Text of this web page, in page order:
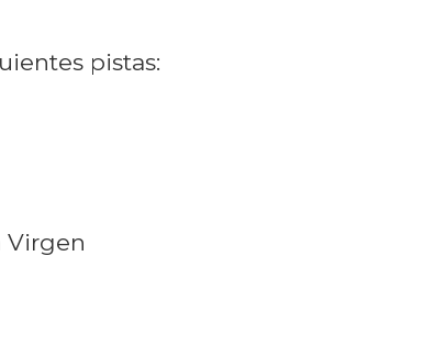
pistas:
Virgen